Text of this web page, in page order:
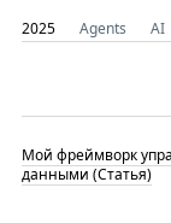
2025 Agents AI
Мой фреймворк
данными (Статья)